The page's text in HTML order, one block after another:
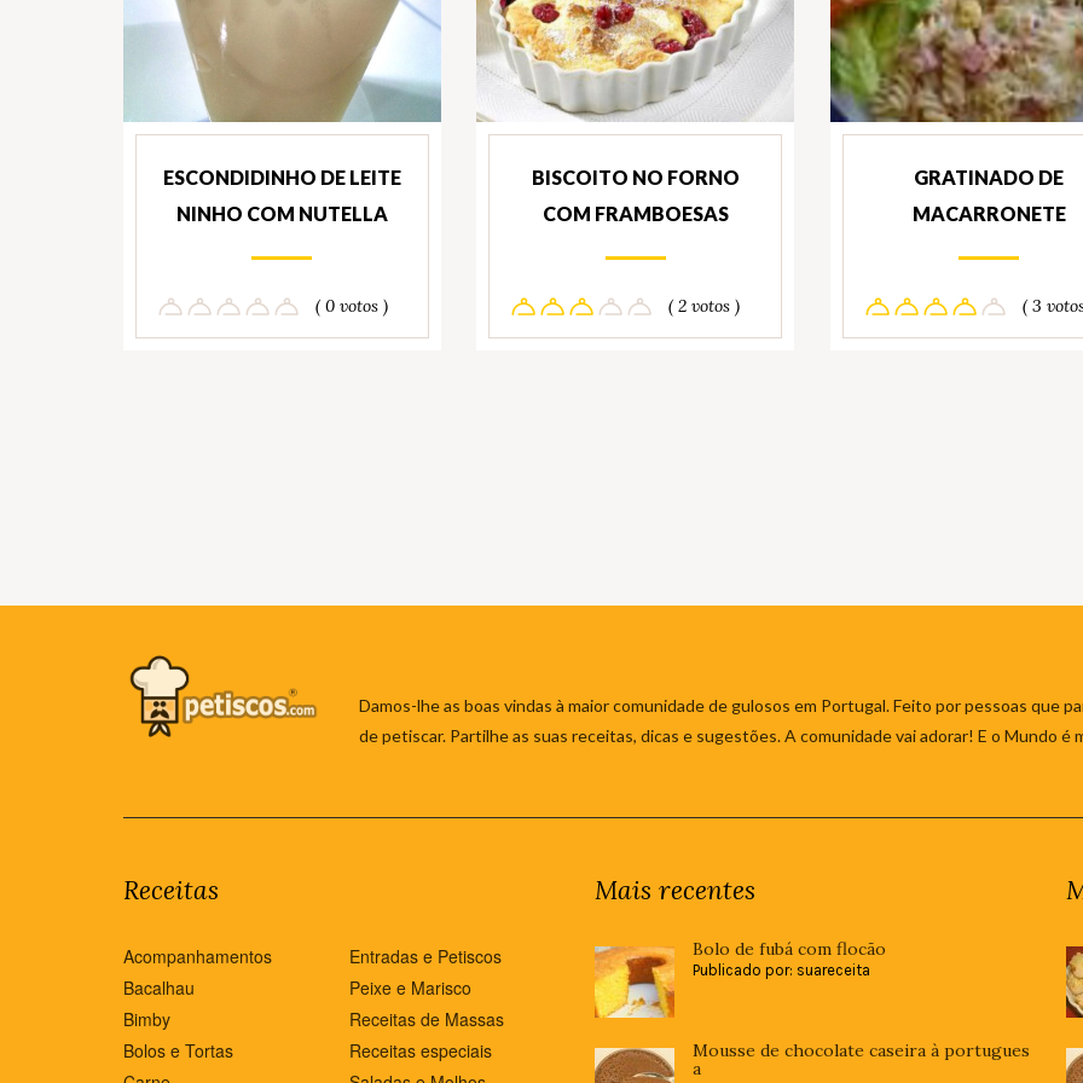
ESCONDIDINHO DE LEITE
NINHO COM NUTELLA
( 0 votos )
BISCOITO NO FORNO
COM FRAMBOESAS
( 2 votos )
GRATINADO DE
MACARRONETE
( 3
Damos-lhe as boas vindas à maior comunidade de gulosos em Portugal. Feito por pessoas que
de petiscar. Partilhe as suas receitas, dicas e sugestões. A comunidade vai adorar! E o Mundo é
Receitas
Acompanhamentos
Bacalhau
Bimby
Bolos e Tortas
Entradas e Petiscos
Peixe e Marisco
Receitas de Massas
Receitas especiais
Mais recentes
Bolo de fubá com flocão
Publicado por: suareceita
Mousse de chocolate caseira à portugues
a